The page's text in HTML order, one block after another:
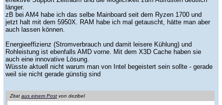
länger.
zB bei AM4 habe ich das selbe Mainboard seit dem Ryzen 1700 und
jetzt halt mit dem 5950X. RAM habe ich mal getauscht, hätte man aber
auch lassen können.
Energieeffizienz (Stromverbrauch und damit leisere Kühlung) und
Rohleistung ist ebenfalls AMD vorne. Mit dem X3D Cache haben sie
auch eine innovative Lösung.
Wüsste aktuell nicht warum man von Intel begeistert sein sollte - gerade
weil sie nicht gerade günstig sind
Zitat aus einem Post von dezibel